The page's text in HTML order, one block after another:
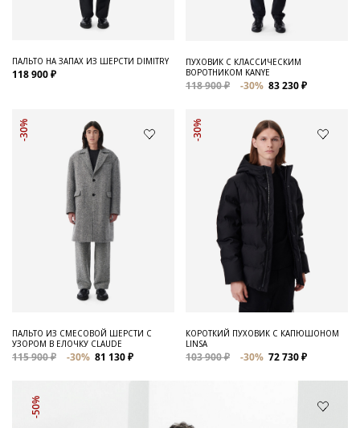
ПАЛЬТО НА ЗАПАХ ИЗ ШЕРСТИ DIMITRY
118 900 ₽
ПУХОВИК С КЛАССИЧЕСКИМ
ВОРОТНИКОМ KANYE
118 900 ₽ -30% 83 230 ₽
-30%
ПАЛЬТО ИЗ СМЕСОВОЙ ШЕРСТИ С
УЗОРОМ В ЕЛОЧКУ CLAUDE
115 900 ₽ -30% 81 130 ₽
-30%
КОРОТКИЙ ПУХОВИК С КАПЮШОНОМ
LINSA
103 900 ₽ -30% 72 730 ₽
-50%